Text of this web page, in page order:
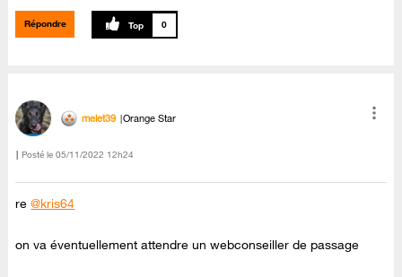
Répondre 0
melet39 Orange Star
Posté le ‎05/11/2022 12h24
re@kris64
on va éventuellement attendre un webconseiller de passage